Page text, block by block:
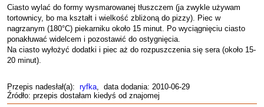
Ciasto wylać do formy wysmarowanej tłuszczem (ja zwykle używam
tortownicy, bo ma kształt i wielkość zbliżoną do pizzy). Piec w
nagrzanym (180°C) piekarniku około 15 minut. Po wyciągnięciu ciasto
ponakłuwać widelcem i pozostawić do ostygnięcia.
Na ciasto wyłożyć dodatki i piec aż do rozpuszczenia się sera (około 15-
20 minut).
Przepis nadesłał(a): ryfka, data dodania: 2010-06-29
Źródło: przepis dostałam kiedyś od znajomej